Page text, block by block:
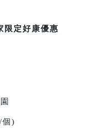
限定好康優惠
個)